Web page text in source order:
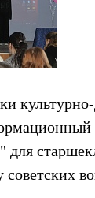
для